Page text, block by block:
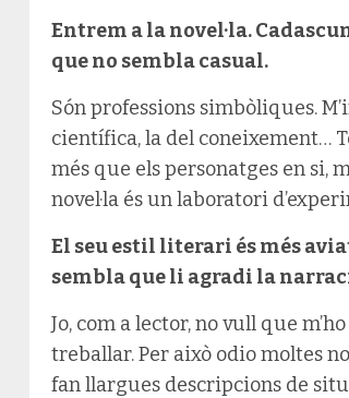
Entrem a la novel·la.
que no sembla casual.
Són professions simbòliques.
científica, la del coneixement…
més que els personatges en si,
novel·la és un laboratori
El seu estil literari és més
sembla que li agradi la
Jo, com a lector, no vull que
treballar. Per això odio moltes
fan llargues descripcions de